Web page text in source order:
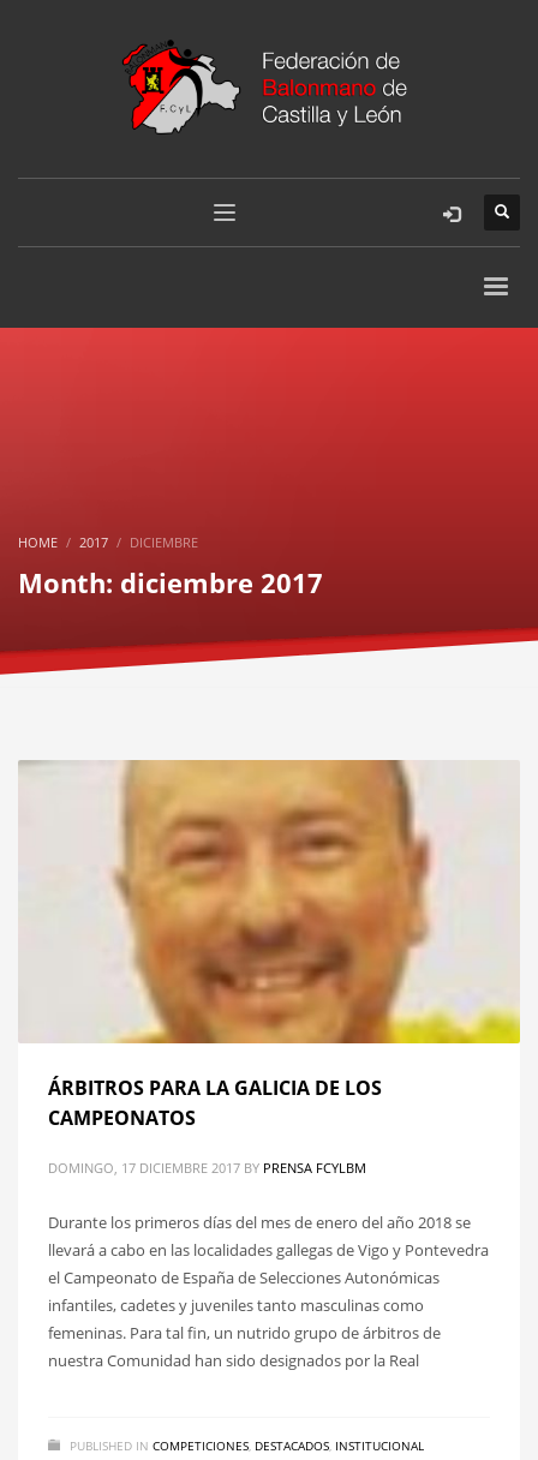
HOME 2017 DICIEMBRE
Month: diciembre 2017
ÁRBITROS PARA LA GALICIA DE LOS
CAMPEONATOS
DOMINGO, 17 DICIEMBRE 2017 BY PRENSA FCYLBM
Durante los primeros días del mes de enero del año 2018 se
llevará a cabo en las localidades gallegas de Vigo y Pontevedra
el Campeonato de España de Selecciones Autonómicas
infantiles, cadetes y juveniles tanto masculinas como
femeninas. Para tal fin, un nutrido grupo de árbitros de
nuestra Comunidad han sido designados por la Real
PUBLISHED IN COMPETICIONES DESTACADOS INSTITUCIONAL